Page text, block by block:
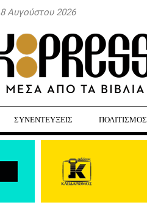
8 Αυγούστου 2026
ΣΥΝΕΝΤΕΥΞΕΙΣ ΠΟΛΙΤΙΣΜΟΣ